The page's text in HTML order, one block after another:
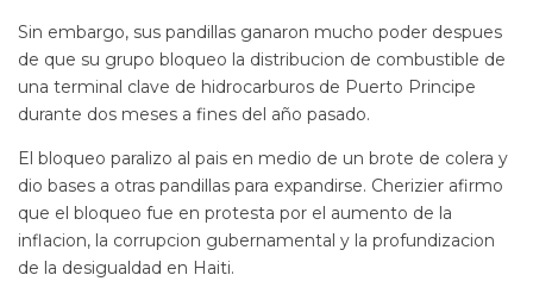
Sin embargo, sus pandillas ganaron mucho poder despues
de que su grupo bloqueo la distribucion de combustible de
una terminal clave de hidrocarburos de Puerto Principe
durante dos meses a fines del año pasado.
El bloqueo paralizo al pais en medio de un brote de colera y
dio bases a otras pandillas para expandirse. Cherizier afirmo
que el bloqueo fue en protesta por el aumento de la
inflacion, la corrupcion gubernamental y la profundizacion
de la desigualdad en Haiti.